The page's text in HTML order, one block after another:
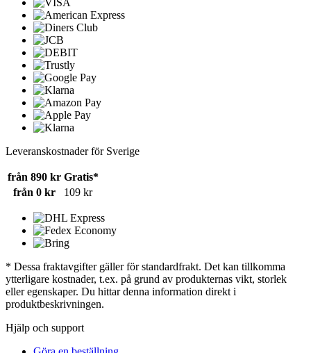
Leveranskostnader för Sverige
från 890 kr Gratis*
från 0 kr
109 kr
* Dessa fraktavgifter gäller för standardfrakt. Det kan tillkomma
ytterligare kostnader, t.ex. på grund av produkternas vikt, storlek
eller egenskaper. Du hittar denna information direkt i
produktbeskrivningen.
Hjälp och support